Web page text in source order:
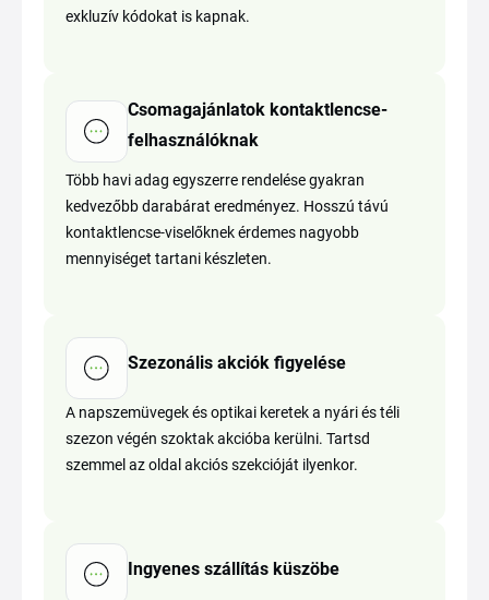
exkluzív kódokat is kapnak.
Csomagajánlatok kontaktlencse-
felhasználóknak
Több havi adag egyszerre rendelése gyakran
kedvezőbb darabárat eredményez. Hosszú távú
kontaktlencse-viselőknek érdemes nagyobb
mennyiséget tartani készleten.
Szezonális akciók figyelése
A napszemüvegek és optikai keretek a nyári és téli
szezon végén szoktak akcióba kerülni. Tartsd
szemmel az oldal akciós szekcióját ilyenkor.
Ingyenes szállítás küszöbe